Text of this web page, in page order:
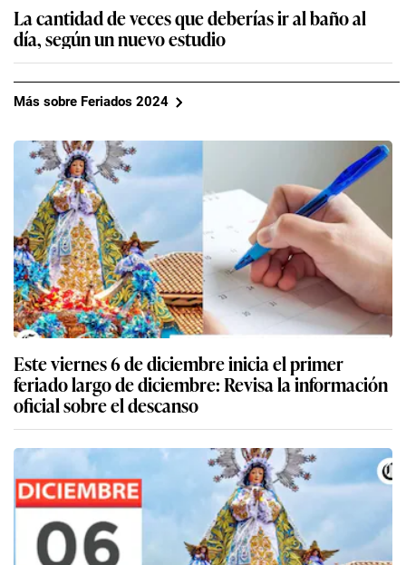
La cantidad de veces que deberías ir al baño al
día, según un nuevo estudio
Más sobre Feriados 2024
Este viernes 6 de diciembre inicia el primer
feriado largo de diciembre: Revisa la información
oficial sobre el descanso